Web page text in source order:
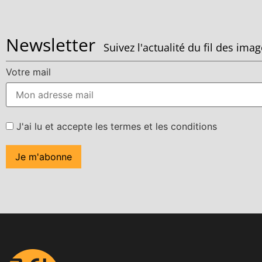
Newsletter Suivez l'actualité du fil des
Votre mail
J'ai lu et accepte les termes et les conditions